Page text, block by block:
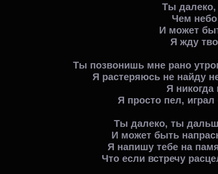
Ты
Чем
И может
Я жду
Ты позвонишь мне рано
Я растеряюсь не найду
Я
Я просто пел,
Ты далеко, ты
И может быть
Я напишу тебе на
Что если встречу